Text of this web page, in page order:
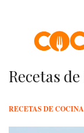
Recetas
RECETAS DE